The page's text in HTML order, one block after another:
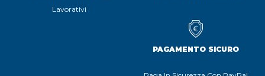
Lavorativi
PAGAMENTO SICURO